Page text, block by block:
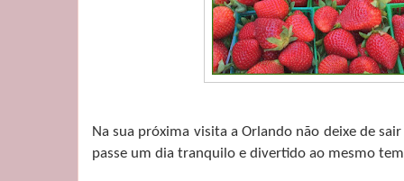
Na sua próxima visita a Orlando não deixe de
passe um dia tranquilo e divertido ao mesmo